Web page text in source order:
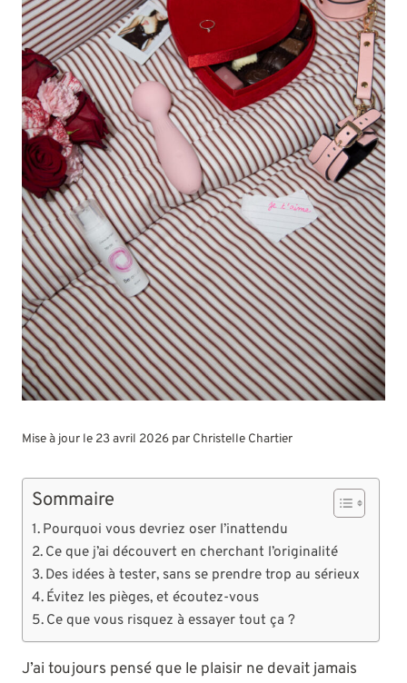
Mise à jour le 23 avril 2026 par Christelle Chartier
Sommaire
Pourquoi vous devriez oser l’inattendu
Ce que j’ai découvert en cherchant l’originalité
Des idées à tester, sans se prendre trop au sérieux
Évitez les pièges, et écoutez-vous
Ce que vous risquez à essayer tout ça ?
J’ai toujours pensé que le plaisir ne devait jamais